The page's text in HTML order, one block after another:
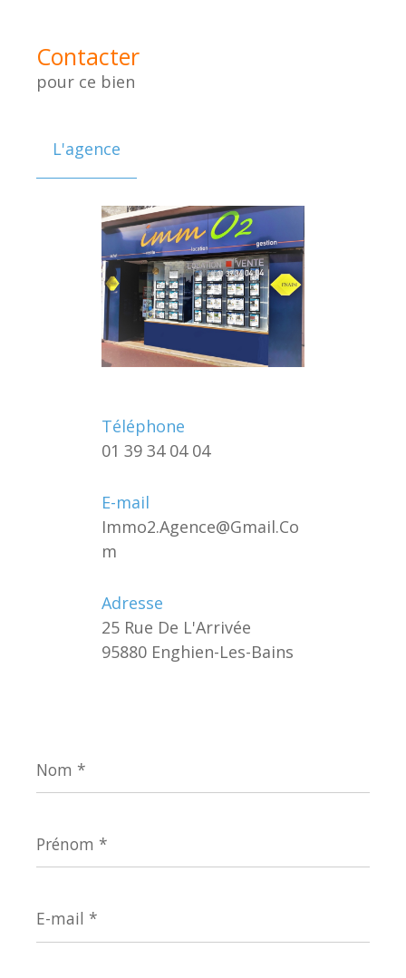
Contacter
pour ce bien
L'agence
Téléphone
01 39 34 04 04
E-mail
Immo2.agence@gmail.co
M
Adresse
25 Rue De L'Arrivée
95880 Enghien-Les-Bains
*
*
mail
*